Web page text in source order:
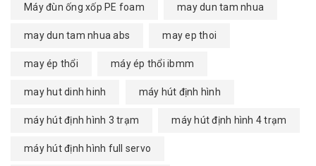
Máy đùn ống xốp PE foam may dun tam nhua
may dun tam nhua abs may ep thoi
may ép thổi máy ép thổi ibmm
may hut dinh hinh máy hút định hình
máy hút định hình 3 trạm máy hút định hình 4 trạm
máy hút định hình full servo